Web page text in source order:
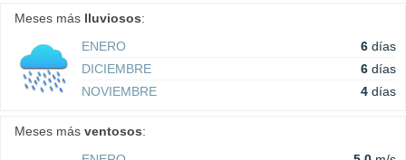
Meses más lluviosos:
ENERO
6 días
DICIEMBRE
6 días
NOVIEMBRE
4 días
Meses más ventosos: